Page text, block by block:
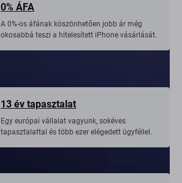
0% ÁFA
A 0%-os áfának köszönhetően jobb ár még
okosabbá teszi a hitelesített iPhone vásárlását.
13 év tapasztalat
Egy európai vállalat vagyunk, sokéves
tapasztalattal és több ezer elégedett ügyféllel.